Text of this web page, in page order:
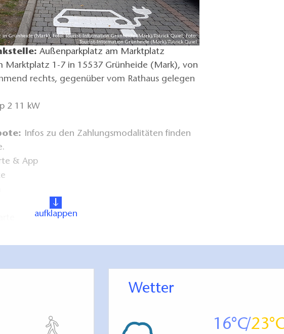
Grünheide (Mark), Foto: Tourist-Information Grünheide (Mark)/Patrick Quiel, Foto:
Tourist-Information Grünheide (Mark)/Patrick Quiel
Außenparkplatz am Marktplatz
Marktplatz 1-7 in 15537 Grünheide (Mark), von
rechts, gegenüber vom Rathaus gelegen
2 11 kW
Infos zu den Zahlungsmodalitäten finden
& App
(ohne Begrenzung), Parkdauer mit
aufklappen
Wetter
16 23